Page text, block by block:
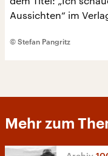
Aussichten“ im
© Stefan Pangritz
Mehr zum